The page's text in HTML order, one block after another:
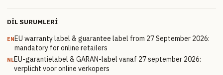
DIL SURUMLERI
ENEU warranty label & guarantee label from 27 September 2026:
mandatory for online retailers
NLEU-garantielabel & GARAN-label vanaf 27 september 2026:
verplicht voor online verkopers